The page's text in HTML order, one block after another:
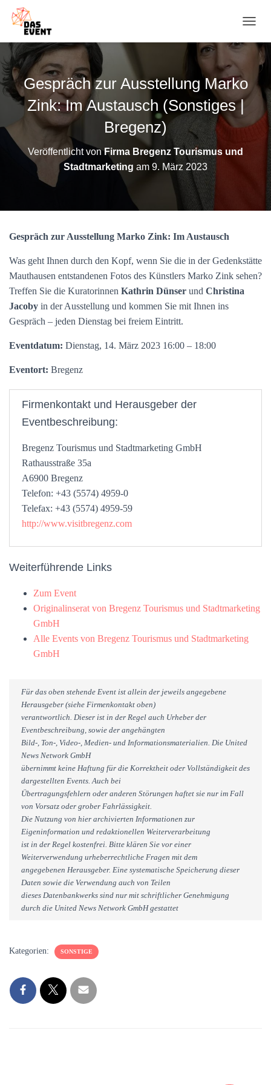
A
O
Gespräch zur Ausstellung Marko
Zink: Im Austausch (Sonstiges |
Bregenz)
Veröffentlicht vonFirma Bregenz Tourismus und
Stadtmarketing am 9. März 2023
Gespräch zur Ausstellung Marko Zink: Im Austausch
Was geht Ihnen durch den Kopf, wenn Sie die in der Gedenkstätte
Mauthausen entstandenen Fotos des Künstlers Marko Zink sehen?
Treffen Sie die Kuratorinnen Kathrin Dünser und Christina
Jacoby in der Ausstellung und kommen Sie mit Ihnen ins
Gespräch – jeden Dienstag bei freiem Eintritt.
Eventdatum: Dienstag, 14. März 2023 16:00 – 18:00
Eventort: Bregenz
Firmenkontakt und Herausgeber der
Eventbeschreibung:
Bregenz Tourismus und Stadtmarketing GmbH
Rathausstraße 35a
A6900 Bregenz
Telefon: +43 (5574) 4959-0
Telefax: +43 (5574) 4959-59
http://www.visitbregenz.com
Weiterführende Links
Zum Event
Originalinserat von Bregenz Tourismus und Stadtmarketing
GmbH
Alle Events von Bregenz Tourismus und Stadtmarketing
GmbH
Für das oben stehende Event ist allein der jeweils angegebene
Herausgeber (siehe Firmenkontakt oben)
verantwortlich. Dieser ist in der Regel auch Urheber der
Eventbeschreibung, sowie der angehängten
Bild-, Ton-, Video-, Medien- und Informationsmaterialien. Die United
News Network GmbH
übernimmt keine Haftung für die Korrektheit oder Vollständigkeit des
dargestellten Events. Auch bei
Übertragungsfehlern oder anderen Störungen haftet sie nur im Fall
von Vorsatz oder grober Fahrlässigkeit.
Die Nutzung von hier archivierten Informationen zur
Eigeninformation und redaktionellen Weiterverarbeitung
ist in der Regel kostenfrei. Bitte klären Sie vor einer
Weiterverwendung urheberrechtliche Fragen mit dem
angegebenen Herausgeber. Eine systematische Speicherung dieser
Daten sowie die Verwendung auch von Teilen
dieses Datenbankwerks sind nur mit schriftlicher Genehmigung
durch die United News Network GmbH gestattet
Kategorien: SONSTIGE